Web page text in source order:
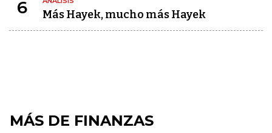
6 Más Hayek, mucho más Hayek
MÁS DE FINANZAS